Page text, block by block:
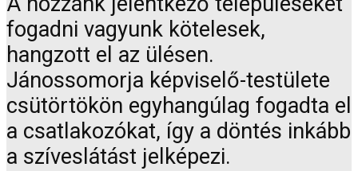
fogadni vagyunk kötelesek,
hangzott el az ülésen.
Jánossomorja képviselő-testülete
csütörtökön egyhangúlag fogadta el
a csatlakozókat, így a döntés inkább
a szíveslátást jelképezi.